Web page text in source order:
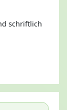
schriftlich